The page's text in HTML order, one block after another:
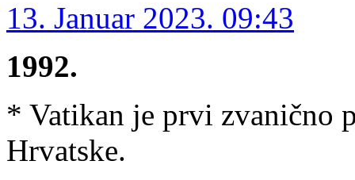
13. Januar 2023. 09:43
1992.
* Vatikan je prvi zvanično
Hrvatske.